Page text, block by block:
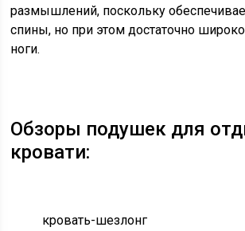
размышлений, поскольку
спины, но при этом достаточно
ноги.
Обзоры подушек для
кровати:
кровать-шезлонг